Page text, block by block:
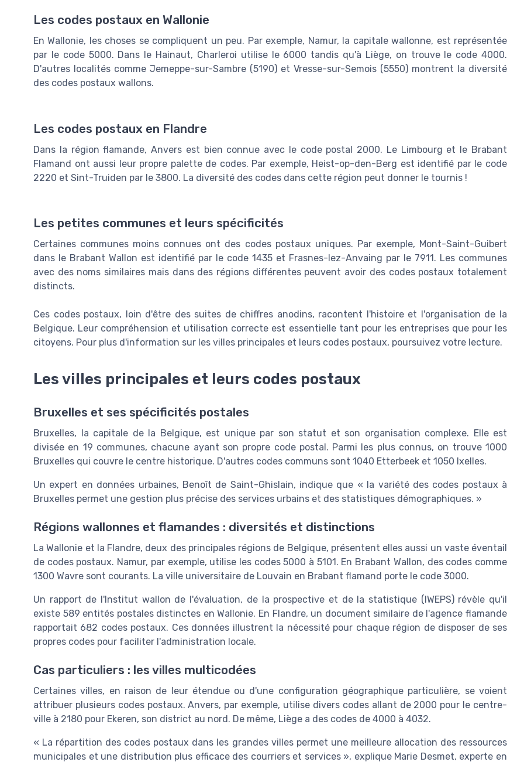
Les codes postaux en Wallonie
En Wallonie, les choses se compliquent un peu. Par exemple, Namur, la capitale wallonne, est représentée
par le code 5000. Dans le Hainaut, Charleroi utilise le 6000 tandis qu'à Liège, on trouve le code 4000.
D'autres localités comme Jemeppe-sur-Sambre (5190) et Vresse-sur-Semois (5550) montrent la diversité
des codes postaux wallons.
Les codes postaux en Flandre
Dans la région flamande, Anvers est bien connue avec le code postal 2000. Le Limbourg et le Brabant
Flamand ont aussi leur propre palette de codes. Par exemple, Heist-op-den-Berg est identifié par le code
2220 et Sint-Truiden par le 3800. La diversité des codes dans cette région peut donner le tournis !
Les petites communes et leurs spécificités
Certaines communes moins connues ont des codes postaux uniques. Par exemple, Mont-Saint-Guibert
dans le Brabant Wallon est identifié par le code 1435 et Frasnes-lez-Anvaing par le 7911. Les communes
avec des noms similaires mais dans des régions différentes peuvent avoir des codes postaux totalement
distincts.
Ces codes postaux, loin d'être des suites de chiffres anodins, racontent l'histoire et l'organisation de la
Belgique. Leur compréhension et utilisation correcte est essentielle tant pour les entreprises que pour les
citoyens. Pour plus d'information sur les villes principales et leurs codes postaux, poursuivez votre lecture.
Les villes principales et leurs codes postaux
Bruxelles et ses spécificités postales
Bruxelles, la capitale de la Belgique, est unique par son statut et son organisation complexe. Elle est
divisée en 19 communes, chacune ayant son propre code postal. Parmi les plus connus, on trouve 1000
Bruxelles qui couvre le centre historique. D'autres codes communs sont 1040 Etterbeek et 1050 Ixelles.
Un expert en données urbaines, Benoît de Saint-Ghislain, indique que « la variété des codes postaux à
Bruxelles permet une gestion plus précise des services urbains et des statistiques démographiques. »
Régions wallonnes et flamandes : diversités et distinctions
La Wallonie et la Flandre, deux des principales régions de Belgique, présentent elles aussi un vaste éventail
de codes postaux. Namur, par exemple, utilise les codes 5000 à 5101. En Brabant Wallon, des codes comme
1300 Wavre sont courants. La ville universitaire de Louvain en Brabant flamand porte le code 3000.
Un rapport de l'Institut wallon de l'évaluation, de la prospective et de la statistique (IWEPS) révèle qu'il
existe 589 entités postales distinctes en Wallonie. En Flandre, un document similaire de l'agence flamande
rapportait 682 codes postaux. Ces données illustrent la nécessité pour chaque région de disposer de ses
propres codes pour faciliter l'administration locale.
Cas particuliers : les villes multicodées
Certaines villes, en raison de leur étendue ou d'une configuration géographique particulière, se voient
attribuer plusieurs codes postaux. Anvers, par exemple, utilise divers codes allant de 2000 pour le centre-
ville à 2180 pour Ekeren, son district au nord. De même, Liège a des codes de 4000 à 4032.
« La répartition des codes postaux dans les grandes villes permet une meilleure allocation des ressources
municipales et une distribution plus efficace des courriers et services », explique Marie Desmet, experte en